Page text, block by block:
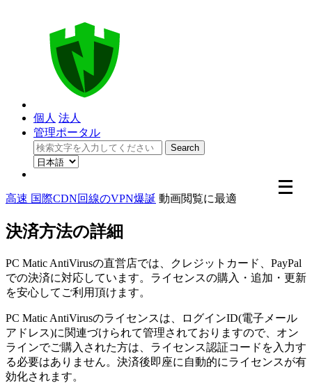
個人 法人
管理ポータル
メ
ニ
く
高速 国際CDN回線のVPN爆誕 動画閲覧に最適
決済方法の詳細
PC Matic AntiVirusの直営店では、クレジットカード、PayPal
での決済に対応しています。ライセンスの購入・追加・更新
を安心してご利用頂けます。
PC Matic AntiVirusのライセンスは、ログインID(電子メール
アドレス)に関連づけられて管理されておりますので、オン
ラインでご購入された方は、ライセンス認証コードを入力す
る必要はありません。決済後即座に自動的にライセンスが有
効化されます。